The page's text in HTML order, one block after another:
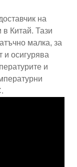
на
Китай. Тази
малка, за
и осигурява
и